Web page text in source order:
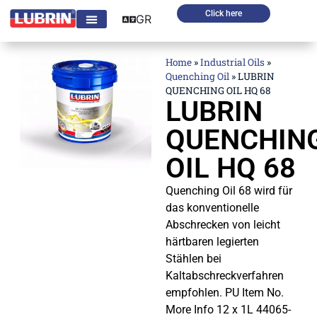
Click here
GR
Home »Industrial Oils »
Quenching Oil »LUBRIN
QUENCHING OIL HQ 68
LUBRIN
OIL HQ 68
Quenching Oil 68 wird für
das konventionelle
Abschrecken von leicht
härtbaren legierten
Stählen bei
Kaltabschreckverfahren
empfohlen. PU Item No.
More Info 12 x 1L 44065-